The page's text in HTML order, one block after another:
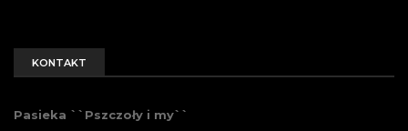
KONTAKT
Pasieka ``Pszczoły i my``